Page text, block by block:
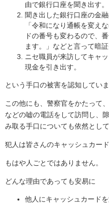
由で銀行口座を聞き出す。
聞き出した銀行口座の金
「令和になり通帳を変え
ドの番号も変わるので、
ます。」などと言って暗
ニセ職員が来訪してキャ
現金を引き出す。
という手口の被害を認知していま
この他にも、警察官をかたって
などの嘘の電話をして訪問し、
み取る手口についても依然とし
犯人は皆さんのキャッシュカー
もはや人ごとではありません。
どんな理由であっても安易に
他人にキャッシュカード